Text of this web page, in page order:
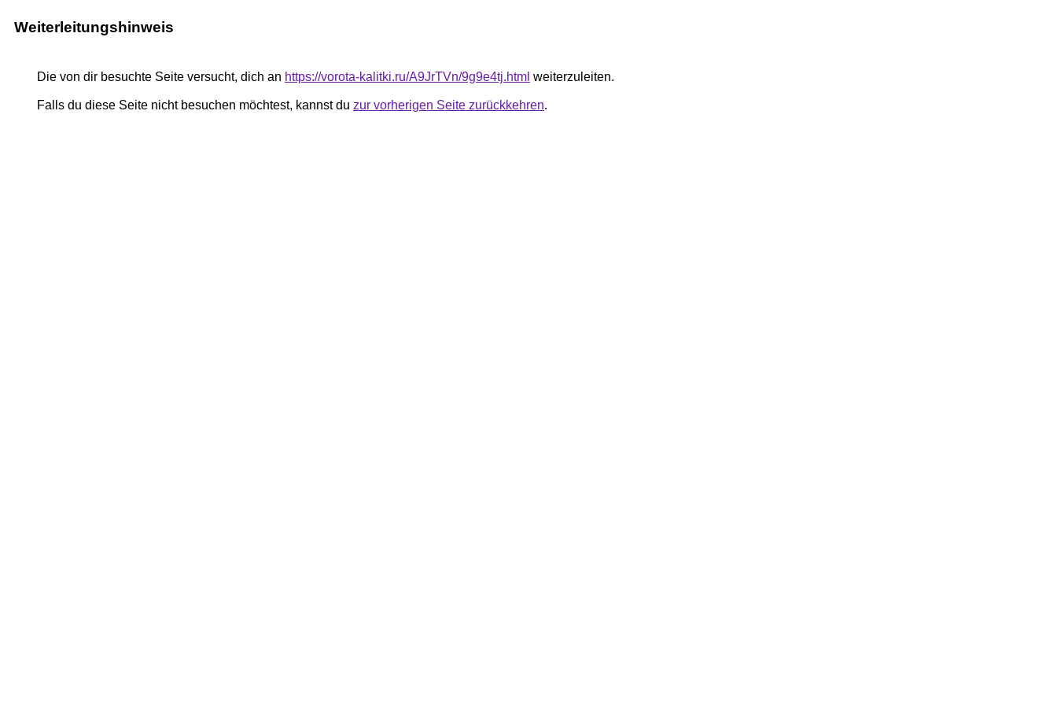
Weiterleitungshinweis
Die von dir besuchte Seite versucht, dich an https://vorota-kalitki.ru/A9JrTVn/9g9e4tj.html weiterzuleiten.
Falls du diese Seite nicht besuchen möchtest, kannst du zur vorherigen Seite zurückkehren.